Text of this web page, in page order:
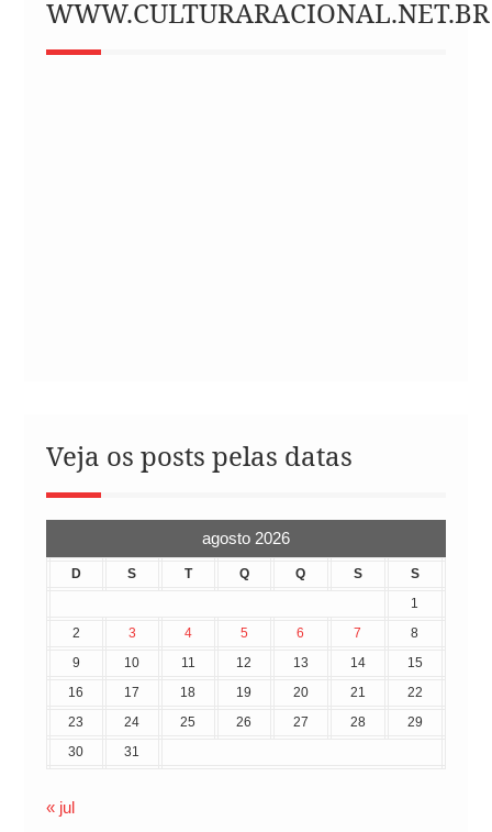
WWW.CULTURARACIONAL.NET.BR
Veja os posts pelas datas
agosto 2026
D S T Q Q S
S
1
2
3 4 5 6 7
8
9
10 11 12 13 14
15
16
17 18 19 20 21
22
23
24 25 26 27 28
29
30
31
« jul